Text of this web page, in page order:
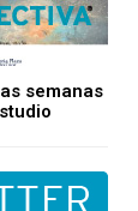
semanas